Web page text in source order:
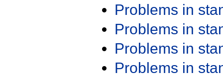
Problems in
Problems in
Problems in
Problems in